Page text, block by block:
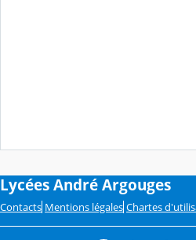
Lycées André Argouges
Contacts Mentions légales Chartes